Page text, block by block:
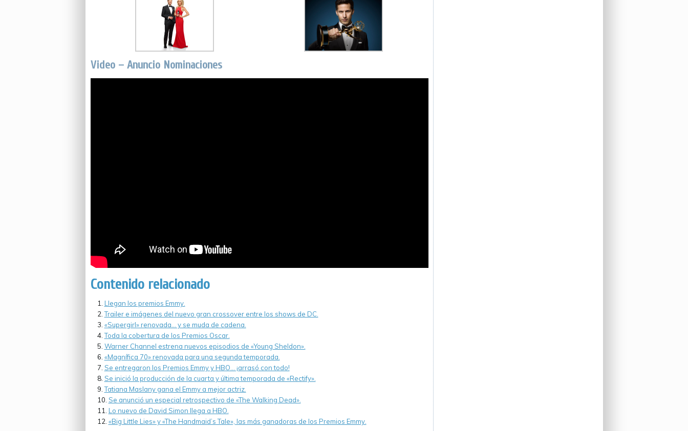
Video – Anuncio Nominaciones
Contenido relacionado
Llegan los premios Emmy.
Trailer e imágenes del nuevo gran crossover entre los shows de DC.
«Supergirl» renovada… y se muda de cadena.
Toda la cobertura de los Premios Oscar.
Warner Channel estrena nuevos episodios de «Young Sheldon».
«Magnífica 70» renovada para una segunda temporada.
Se entregaron los Premios Emmy y HBO… ¡arrasó con todo!
Se inició la producción de la cuarta y última temporada de «Rectify».
Tatiana Maslany gana el Emmy a mejor actriz.
Se anunció un especial retrospectivo de «The Walking Dead».
Lo nuevo de David Simon llega a HBO.
«Big Little Lies» y «The Handmaid’s Tale», las más ganadoras de los Premios Emmy.